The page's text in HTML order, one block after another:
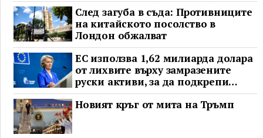
След загуба в съда: Противниците
на китайското посолство в
Лондон обжалват
ЕС използва 1,62 милиарда долара
от лихвите върху замразените
руски активи, за да подкрепи
Украйна
Новият кръг от мита на Тръмп